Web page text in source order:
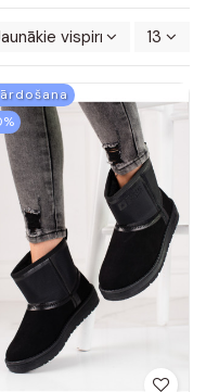
vispirms 13